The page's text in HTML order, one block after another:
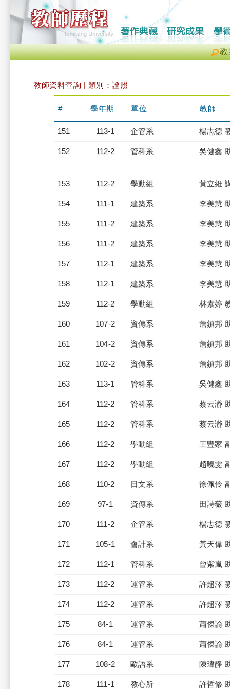
教
教師資料查詢 | 類別：證照
# 學年期 單位 教師
151 113-1 企管系 楊志德
152 112-2 管科系 吳健鑫
153 112-2 學動組 黃立維
154 111-1 建築系 李美慧
155 111-2 建築系 李美慧
156 111-2 建築系 李美慧
157 112-1 建築系 李美慧
158 112-1 建築系 李美慧
159 112-2 學動組 林素婷
160 107-2 資傳系 詹鎮邦
161 104-2 資傳系 詹鎮邦
162 102-2 資傳系 詹鎮邦
163 113-1 管科系 吳健鑫
164 112-2 管科系 蔡云瀞
165 112-2 管科系 蔡云瀞
166 112-2 學動組 王豐家
167 112-2 學動組 趙曉雯
168 110-2 日文系 徐佩伶
169 97-1 資傳系 田詩薇
170 111-2 企管系 楊志德
171 105-1 會計系 黃天偉
172 112-1 管科系 曾紫嵐
173 112-2 運管系 許超澤
174 112-2 運管系 許超澤
175 84-1 運管系 蕭傑諭
176 84-1 運管系 蕭傑諭
177 108-2 歐語系 陳瑋靜
178 111-1 教心所 許哲修